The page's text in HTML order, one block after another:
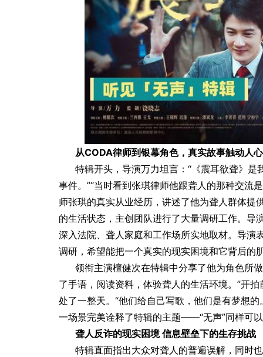
从CODA律师到银幕角色，真实故事触动人心
特辑开头，导演万力坦言：“《震耳欲聋》
事件。”“当时看到张琪律师他跟聋人的那种交流
师张琪的真实从业经历，讲述了他为聋人群体提
的生活状态，主创团队进行了大量调研工作。导
深入法院、聋人家庭和工作场所实地取材。导演
调研，希望能把一个真实的现实困境和它背后的
领衔主演檀健次在特辑中分享了他为角色所
了手语，阅读资料，体验聋人的生活环境。”开
处了一整天。“他们给自己写歌，他们是有梦想
一场景完美诠释了特辑的主题——“无声”同样可
聋人反诈的现实困境 信息壁垒下的生存挑战
特辑直面指出大众对聋人的普遍误解，同